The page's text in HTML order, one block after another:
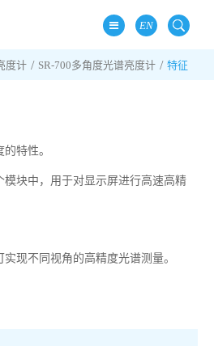
EN
度计 SR-700多角度光谱亮度计 特征
特性。
模块中，用于对显示屏进行高速高精
现不同视角的高精度光谱测量。